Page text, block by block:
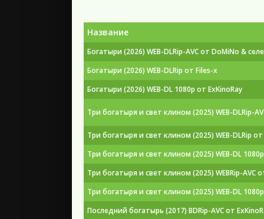
Название
Богатыри (2026) WEB-DLRip-AVC от DoMiNo &
Богатыри (2026) WEB-DLRip от Files-x
Богатыри (2026) WEB-DL 1080p от ExKinoRay
Три богатыря и свет клином (2025) WEB-DLRip-
Три богатыря и свет клином (2025) WEB-DLRip от
Три богатыря и свет клином (2025) WEB-DL 1080p
Три богатыря и свет клином (2025) WEBRip-AVC
Три богатыря и свет клином (2025) WEB-DL 1080p
Последний богатырь (2017) BDRip-AVC от